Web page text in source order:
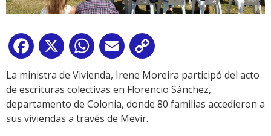
Facebook
X WhatsApp
Email
Link
La ministra de Vivienda, Irene Moreira participó del acto
de escrituras colectivas en Florencio Sánchez,
departamento de Colonia, donde 80 familias accedieron a
sus viviendas a través de Mevir.